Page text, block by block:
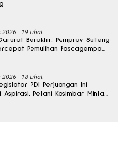
2026 19 Lihat
Berakhir, Pemprov Sulteng
Pemulihan Pascagempa
2026 18 Lihat
PDI Perjuangan Ini
Aspirasi, Petani Kasimbar Minta